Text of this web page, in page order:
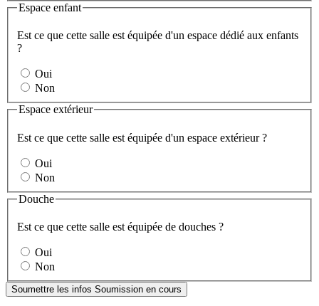
Espace enfant
Est ce que cette salle est équipée d'un espace dédié aux enfants
?
Oui
Non
Espace extérieur
Est ce que cette salle est équipée d'un espace extérieur ?
Oui
Non
Douche
Est ce que cette salle est équipée de douches ?
Oui
Non
Soumettre les infos Soumission en cours